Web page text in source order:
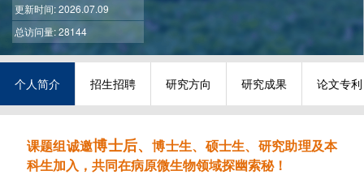
更新时间: 2026.07.09
总访问量: 28144
个人简介 招生招聘 研究方向 研究成果 论文专利
课题组诚邀博士后、博士生、硕士生、研究助理及本
科生加入，共同在病原微生物领域探幽索秘！